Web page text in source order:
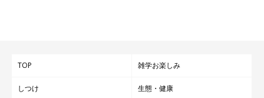
TOP 雑学お楽しみ
しつけ 生態・健康